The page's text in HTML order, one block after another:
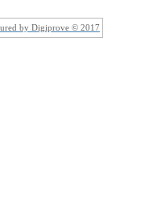
by Digiprove © 2017